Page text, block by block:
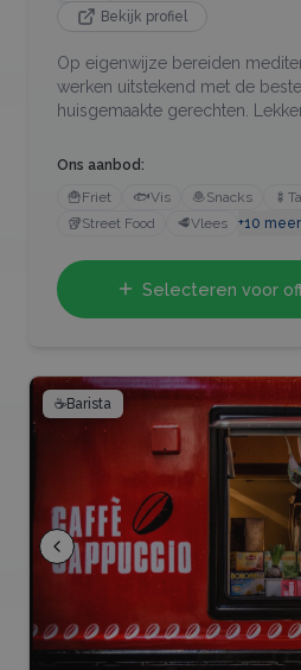
Bekijk profiel
Op eigenwijze bereiden
werken uitstekend met de
huisgemaakte gerechten.
Ons aanbod:
🍟Friet 🐟Vis 🧆Snacks 🍢
🥡Street Food 🥩Vlees +10 meer
Selecteren voor
☕Barista